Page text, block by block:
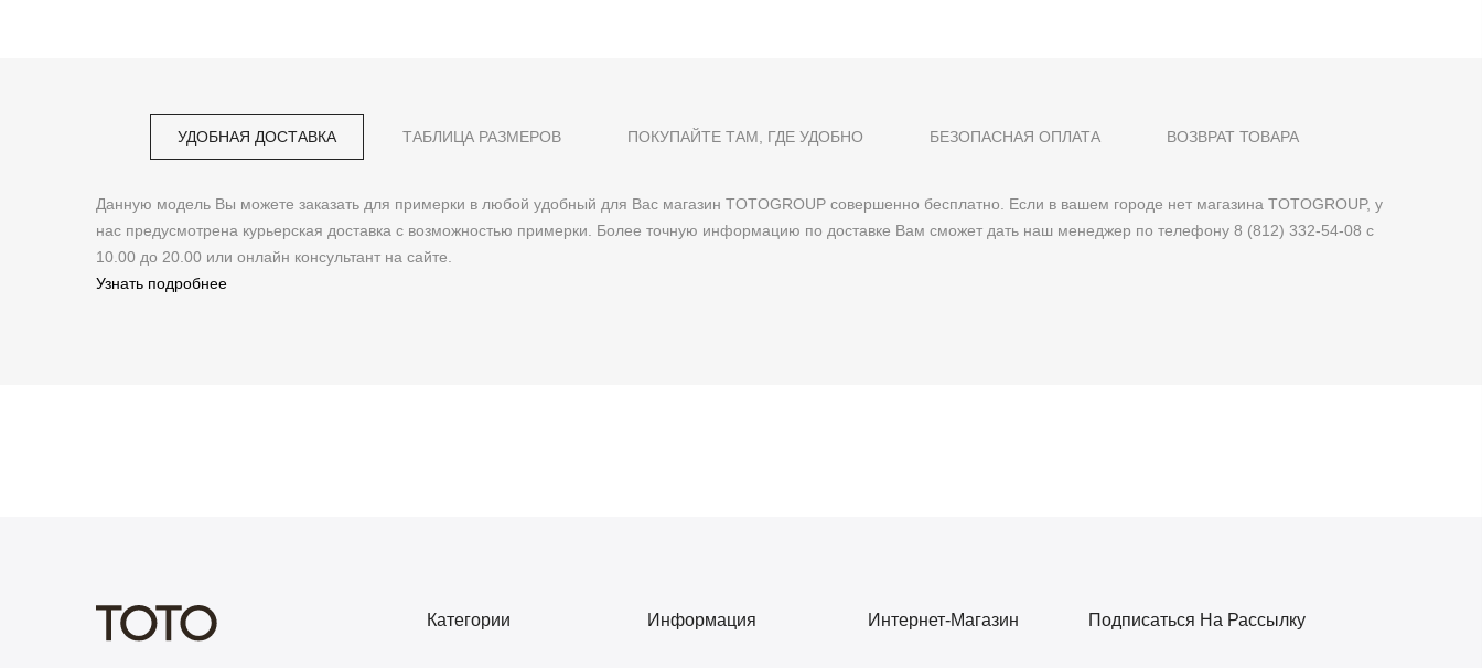
УДОБНАЯ ДОСТАВКА
Данную модель Вы можете заказать для примерки в любой удобный для Вас магазин TOTOGROUP совершенно бесплатно. Если в вашем городе нет магазина TOTOGROUP, у
нас предусмотрена курьерская доставка с возможностью примерки. Более точную информацию по доставке Вам сможет дать наш менеджер по телефону 8 (812) 332-54-08 с
10.00 до 20.00 или онлайн консультант на сайте.
Узнать подробнее
ТАБЛИЦА РАЗМЕРОВ ПОКУПАЙТЕ ТАМ, ГДЕ УДОБНО БЕЗОПАСНАЯ ОПЛАТА ВОЗВРАТ ТОВАРА
Категории Информация Интернет-Магазин Подписаться На Рассылку